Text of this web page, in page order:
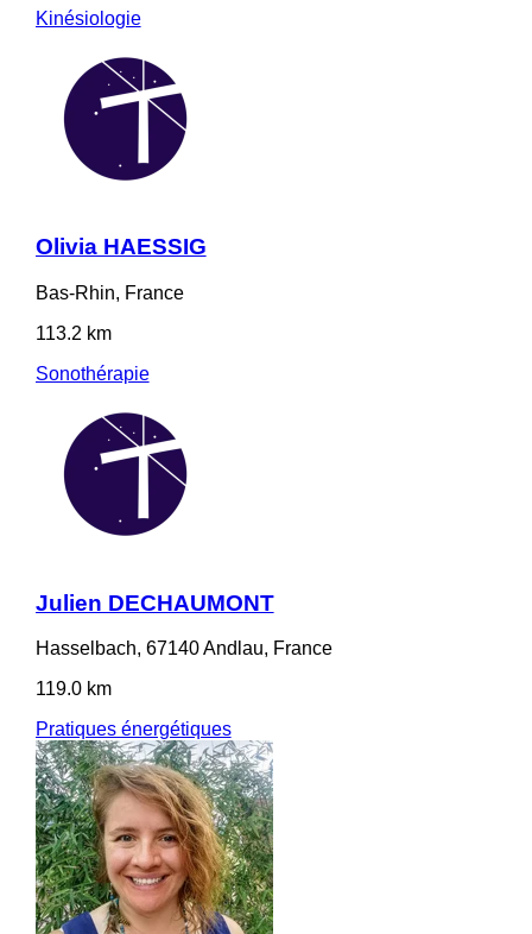
Kinésiologie
Olivia HAESSIG
Bas-Rhin, France
113.2 km
Sonothérapie
Julien DECHAUMONT
Hasselbach, 67140 Andlau, France
119.0 km
Pratiques énergétiques